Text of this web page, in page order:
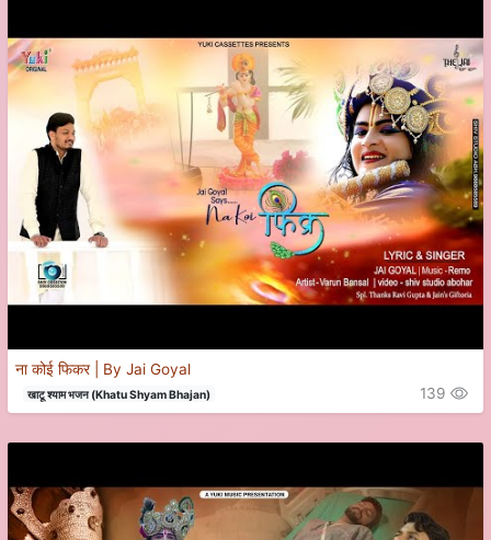
ना कोई फिकर | By Jai Goyal
खाटू श्याम भजन (Khatu Shyam Bhajan) 139